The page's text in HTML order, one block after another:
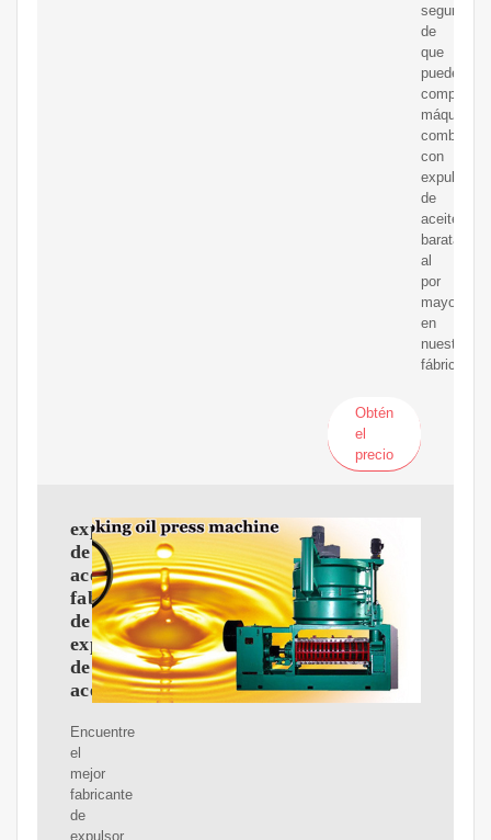
seguridad
de
que
puede
comprar
máquinas
con
expulsor
de
aceite
baratas
al
por
mayor
en
nuestra
fábrica.
Obtén
el
precio
expulsores
de
aceite
fabricantes
de
expulsores
de
aceite
Encuentre
el
mejor
fabricante
de
expulsor